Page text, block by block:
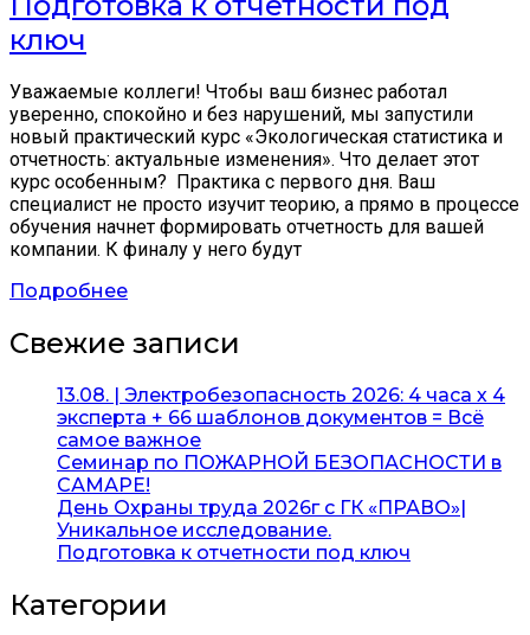
ключ
Уважаемые коллеги! Чтобы ваш бизнес работал
уверенно, спокойно и без нарушений, мы запустили
новый практический курс «Экологическая статистика и
отчетность: актуальные изменения». Что делает этот
курс особенным? Практика с первого дня. Ваш
специалист не просто изучит теорию, а прямо в процессе
обучения начнет формировать отчетность для вашей
компании. К финалу у него будут
Подробнее
Свежие записи
13.08. | Электробезопасность 2026: 4 часа х 4
эксперта + 66 шаблонов документов = Всё
самое важное
Семинар по ПОЖАРНОЙ БЕЗОПАСНОСТИ в
САМАРЕ!
День Охраны труда 2026г с ГК «ПРАВО»|
Уникальное исследование.
Подготовка к отчетности под ключ
Категории